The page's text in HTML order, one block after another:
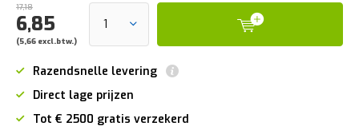
17,18
6,85
(5,66 excl.btw.)
Razendsnelle levering
Direct lage prijzen
Tot € 2500 gratis verzekerd